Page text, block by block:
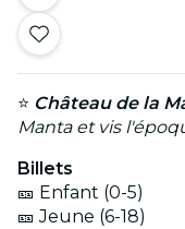
⭐ Château de la
Manta et vis
Billets
🎫 Enfant (0-5)
🎫 Jeune (6-18)